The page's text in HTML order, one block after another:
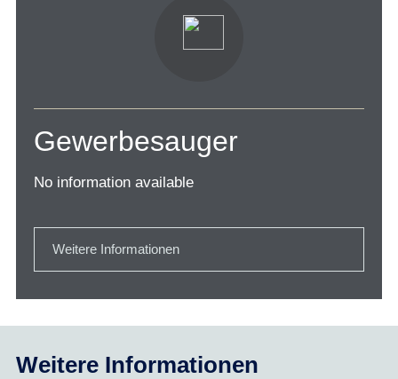
Gewerbesauger
No information available
Weitere Informationen
Weitere Informationen